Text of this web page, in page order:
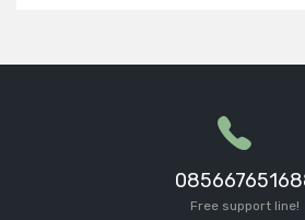
Free support line!